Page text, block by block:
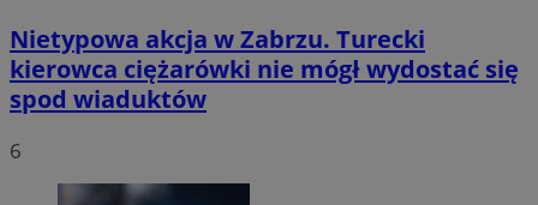
Nietypowa akcja w Zabrzu. Turecki
kierowca ciężarówki nie mógł wydostać się
spod wiaduktów
6